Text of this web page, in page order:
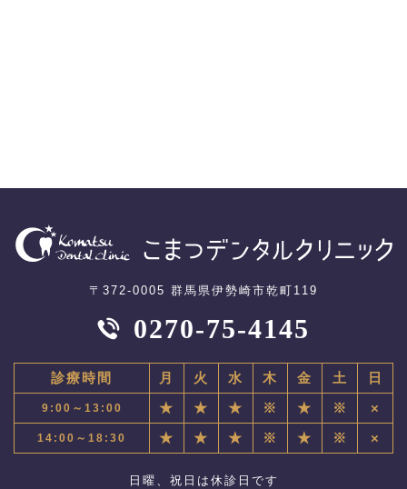
〒372-0005 群馬県伊勢崎市乾町119
0270-75-4145
診療時間 月 火 水 木 金 土 日
9:00～13:00 ★ ★ ★ ※ ★ ※ ×
14:00～18:30 ★ ★ ★ ※ ★ ※ ×
日曜、祝日は休診日です